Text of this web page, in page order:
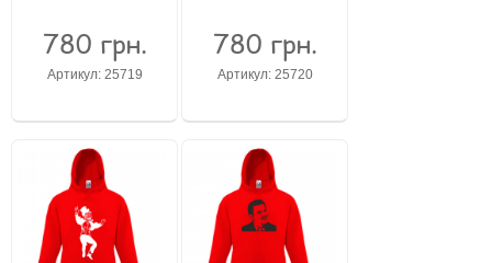
780 грн.
Артикул: 25719
780 грн.
Артикул: 25720